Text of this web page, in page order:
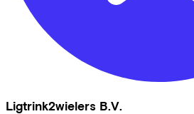
Ligtrink2wielers B.V.